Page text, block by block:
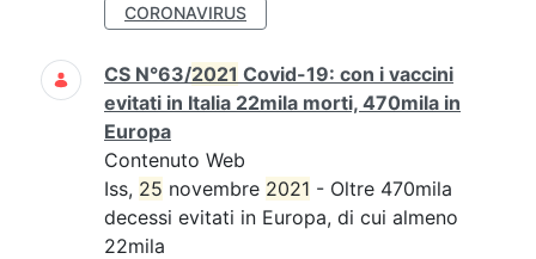
CORONAVIRUS
CS N°63/2021 Covid-19: con i vaccini
evitati in Italia 22mila morti, 470mila in
Europa
Contenuto Web
Iss, 25 novembre 2021 - Oltre 470mila
decessi evitati in Europa, di cui almeno
22mila